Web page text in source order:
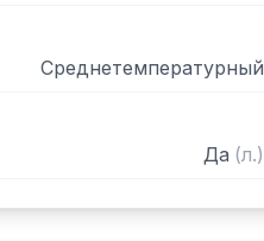
Среднетемпературный
Да (л.)